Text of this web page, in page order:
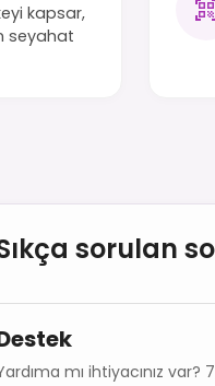
kapsar,
seyahat
sorulan
mı ihtiyacınız